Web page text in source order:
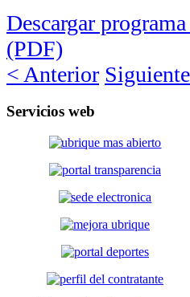
Descargar
(PDF)
< Anterior
Servicios web